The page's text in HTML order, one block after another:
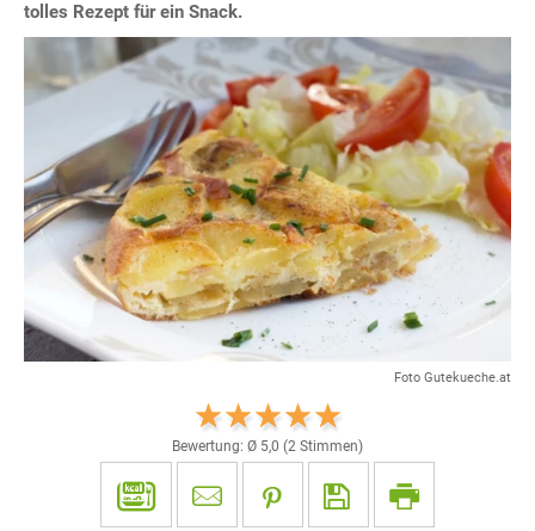
tolles Rezept für ein Snack.
Foto Gutekueche.at
Bewertung: Ø 5,0 (2 Stimmen)